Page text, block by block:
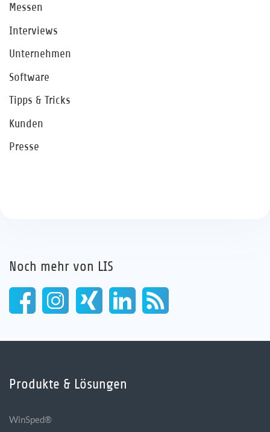
Messen
Interviews
Unternehmen
Software
Tipps & Tricks
Kunden
Presse
Noch mehr von LIS
Produkte & Lösungen
WinSped®